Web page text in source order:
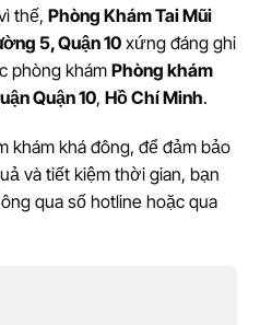
thế, Phòng Khám Tai Mũi
5, Quận 10 xứng đáng ghi
phòng khám Phòng khám
Quận 10, Hồ Chí Minh.
khám khá đông, để đảm bảo
và tiết kiệm thời gian, bạn
qua số hotline hoặc qua